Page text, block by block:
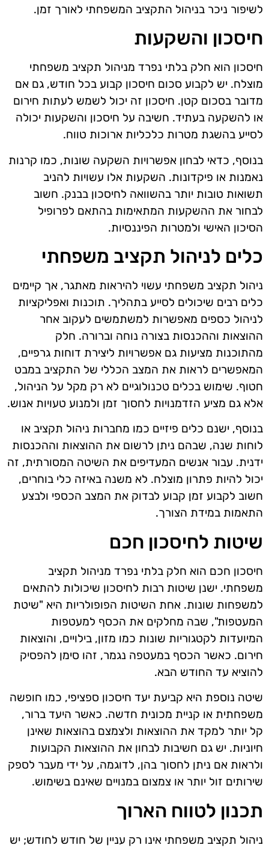
לשיפור ניכר בניהול התקציב המשפחתי לאורך זמן.
חיסכון והשקעות
חיסכון הוא חלק בלתי נפרד מניהול תקציב משפחתי
מוצלח. יש לקבוע סכום חיסכון קבוע בכל חודש, גם אם
מדובר בסכום קטן. חיסכון זה יכול לשמש לעתות חירום
או להשקעה בעתיד. חשיבה על חיסכון והשקעות יכולה
לסייע בהשגת מטרות כלכליות ארוכות טווח.
בנוסף, כדאי לבחון אפשרויות השקעה שונות, כמו קרנות
נאמנות או פיקדונות. השקעות אלו עשויות להניב
תשואות טובות יותר בהשוואה לחיסכון בבנק. חשוב
לבחור את ההשקעות המתאימות בהתאם לפרופיל
הסיכון האישי ולמטרות הפיננסיות.
כלים לניהול תקציב משפחתי
ניהול תקציב משפחתי עשוי להיראות מאתגר, אך קיימים
כלים רבים שיכולים לסייע בתהליך. תוכנות ואפליקציות
לניהול כספים מאפשרות למשתמשים לעקוב אחר
ההוצאות וההכנסות בצורה נוחה וברורה. חלק
מהתוכנות מציעות גם אפשרויות ליצירת דוחות גרפיים,
המאפשרים לראות את המצב הכללי של התקציב במבט
חטוף. שימוש בכלים טכנולוגיים לא רק מקל על הניהול,
אלא גם מציע הזדמנויות לחסוך זמן ולמנוע טעויות אנוש.
בנוסף, ישנם כלים פיזיים כמו מחברות ניהול תקציב או
לוחות שנה, שבהם ניתן לרשום את ההוצאות וההכנסות
ידנית. עבור אנשים המעדיפים את השיטה המסורתית, זה
יכול להיות פתרון מוצלח. לא משנה באיזה כלי בוחרים,
חשוב לקבוע זמן קבוע לבדוק את המצב הכספי ולבצע
התאמות במידת הצורך.
שיטות לחיסכון חכם
חיסכון חכם הוא חלק בלתי נפרד מניהול תקציב
משפחתי. ישנן שיטות רבות לחיסכון שיכולות להתאים
למשפחות שונות. אחת השיטות הפופולריות היא "שיטת
המעטפות", שבה מחלקים את הכסף למעטפות
המיועדות לקטגוריות שונות כמו מזון, בילויים, והוצאות
חירום. כאשר הכסף במעטפה נגמר, זהו סימן להפסיק
להוציא עד החודש הבא.
שיטה נוספת היא קביעת יעד חיסכון ספציפי, כמו חופשה
משפחתית או קניית מכונית חדשה. כאשר היעד ברור,
קל יותר למקד את ההוצאות ולצמצם בהוצאות שאינן
חיוניות. יש גם חשיבות לבחון את ההוצאות הקבועות
ולראות אם ניתן לחסוך בהן, לדוגמה, על ידי מעבר לספק
שירותים זול יותר או צמצום במנויים שאינם בשימוש.
תכנון לטווח הארוך
ניהול תקציב משפחתי אינו רק עניין של חודש לחודש; יש